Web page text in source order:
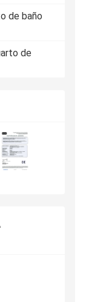
de baño
de